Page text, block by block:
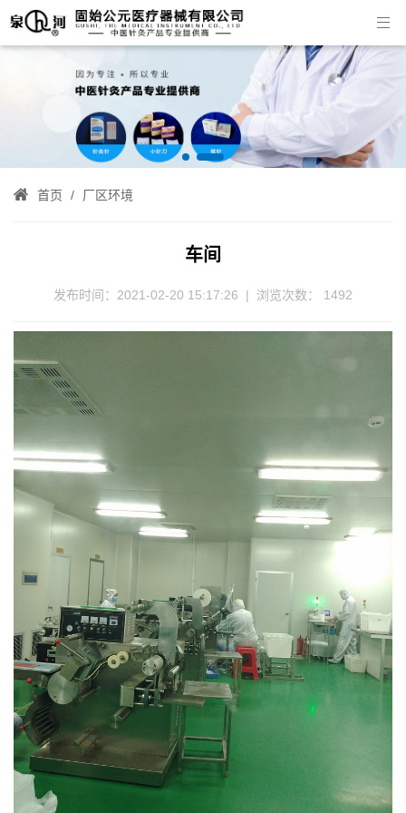

 首页 厂区环境
车间
发布时间：2021-02-20 15:17:26 | 浏览次数： 1492